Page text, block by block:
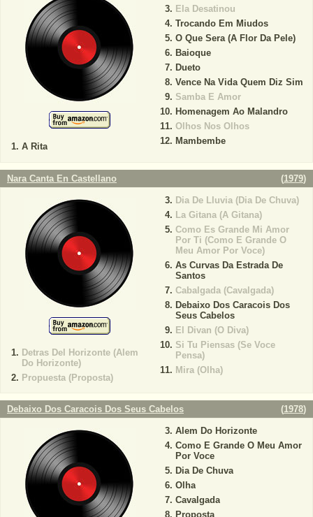
A Rita
Ela Desatinou
Trocando Em Miudos
O Que Sera (A Flor Da Pele)
Baioque
Dueto
Vence Na Vida Quem Diz Sim
Samba E Amor
Homenagem Ao Malandro
Olhos Nos Olhos
Mambembe
Nara Canta En Castellano (1979)
Detras Del Horizonte (Alem
Do Horizonte)
Propuesta (Proposta)
Dia De Lluvia (Dia De Chuva)
La Gitana (A Gitana)
Como Es Grande Mi Amor
Por Ti (Como E Grande O
Meu Amor Por Voce)
As Curvas Da Estrada De
Santos
Cabalgada (Cavalgada)
Debaixo Dos Caracois Dos
Seus Cabelos
El Divan (O Diva)
Si Tu Piensas (Se Voce
Pensa)
Mira (Olha)
Debaixo Dos Caracois Dos Seus Cabelos (1978)
Alem Do Horizonte
Como E Grande O Meu Amor
Por Voce
Dia De Chuva
Olha
Cavalgada
Proposta